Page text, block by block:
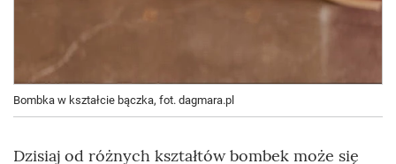
Bombka w kształcie bączka, fot. dagmara.pl
Dzisiaj od różnych kształtów bombek może się